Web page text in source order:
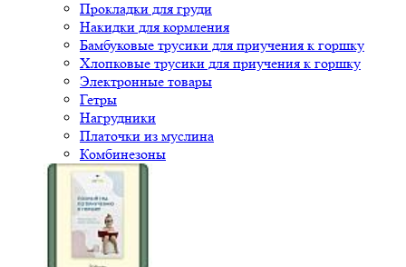
Прокладки для груди
Накидки для кормления
Бамбуковые трусики для приучения к горшку
Хлопковые трусики для приучения к горшку
Электронные товары
Гетры
Нагрудники
Платочки из муслина
Комбинезоны